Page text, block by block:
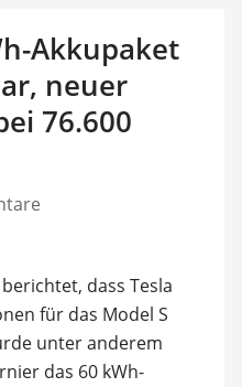
Akkupaket
neuer
76.600
dass Tesla
für das Model S
unter anderem
das 60 kWh-